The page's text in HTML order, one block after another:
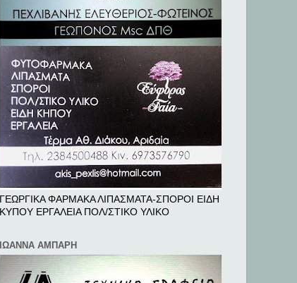
ΓΕΩΡΓΙΚΑ ΦΑΡΜΑΚΑ ΛΙΠΑΣΜΑΤΑ-ΣΠΟΡΟΙ ΕΙΔΗ
ΚΥΠΟΥ ΕΡΓΑΛΕΙΑ ΠΟΛ/ΣΤΙΚΟ ΥΛΙΚΟ
ΙΩΑΝΝΑ ΑΜΠΑΡΗ